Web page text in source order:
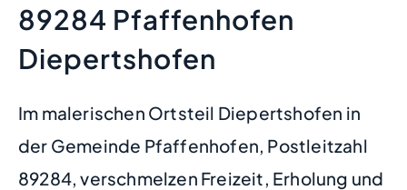
89284 Pfaffenhofen
Diepertshofen
Im malerischen Ortsteil Diepertshofen in
der Gemeinde Pfaffenhofen, Postleitzahl
89284, verschmelzen Freizeit, Erholung und